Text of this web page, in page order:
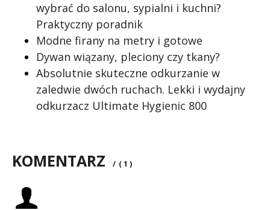
wybrać do salonu, sypialni i kuchni?
Praktyczny poradnik
Modne firany na metry i gotowe
Dywan wiązany, pleciony czy tkany?
Absolutnie skuteczne odkurzanie w
zaledwie dwóch ruchach. Lekki i wydajny
odkurzacz Ultimate Hygienic 800
KOMENTARZ / ( 1 )